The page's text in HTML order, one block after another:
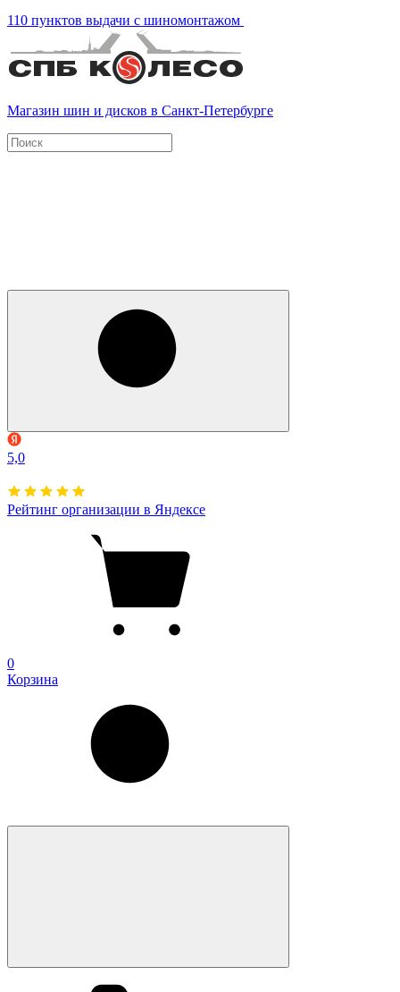
110 пунктов выдачи с шиномонтажом
Магазин шин и дисков в Санкт-Петербурге
5,0
Рейтинг организации в Яндексе
0
Корзина